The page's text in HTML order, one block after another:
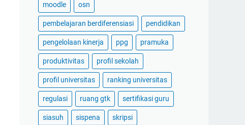
moodle osn
pembelajaran berdiferensiasi pendidikan
pengelolaan kinerja ppg pramuka
produktivitas profil sekolah
profil universitas ranking universitas
regulasi ruang gtk sertifikasi guru
siasuh sispena skripsi